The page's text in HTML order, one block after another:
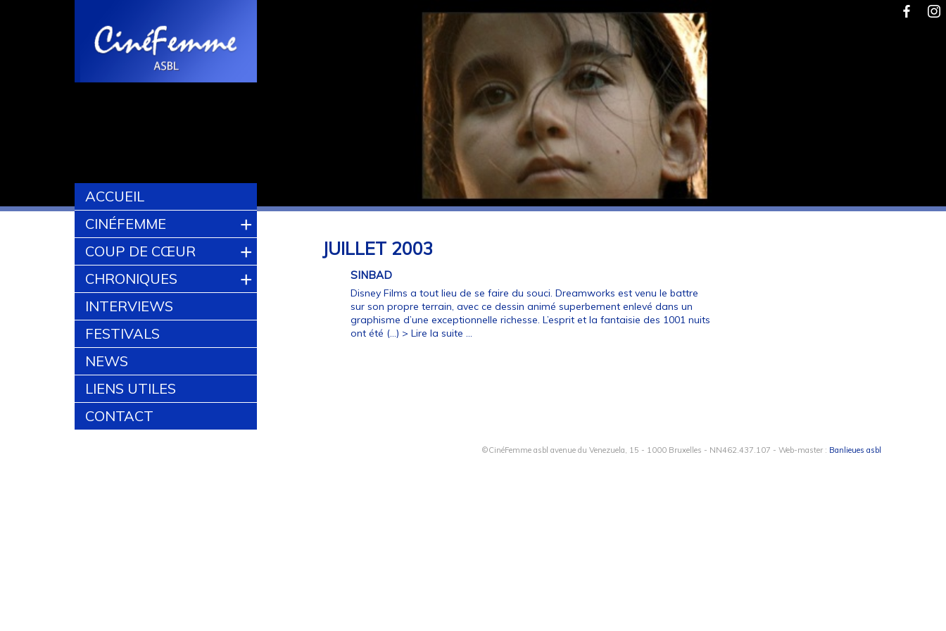
ACCUEIL
CINÉFEMME
+
COUP DE CŒUR +
CHRONIQUES +
INTERVIEWS
FESTIVALS
NEWS
LIENS UTILES
CONTACT
JUILLET2003
SINBAD
Disney Films a tout lieu de se faire du souci. Dreamworks est venu le battre
sur son propre terrain, avec ce dessin animé superbement enlevé dans un
graphisme d’une exceptionnelle richesse. L’esprit et la fantaisie des 1001 nuits
ont été (…) > Lire la suite ...
©CinéFemme asbl avenue du Venezuela, 15 - 1000 Bruxelles - NN462.437.107 - Web-master : Banlieues asbl